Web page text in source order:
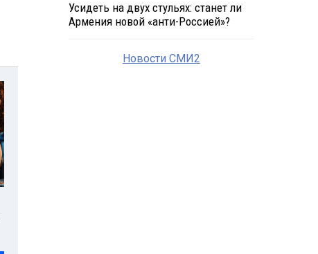
Усидеть на двух стульях: станет ли
Армения новой «анти-Россией»?
Новости СМИ2